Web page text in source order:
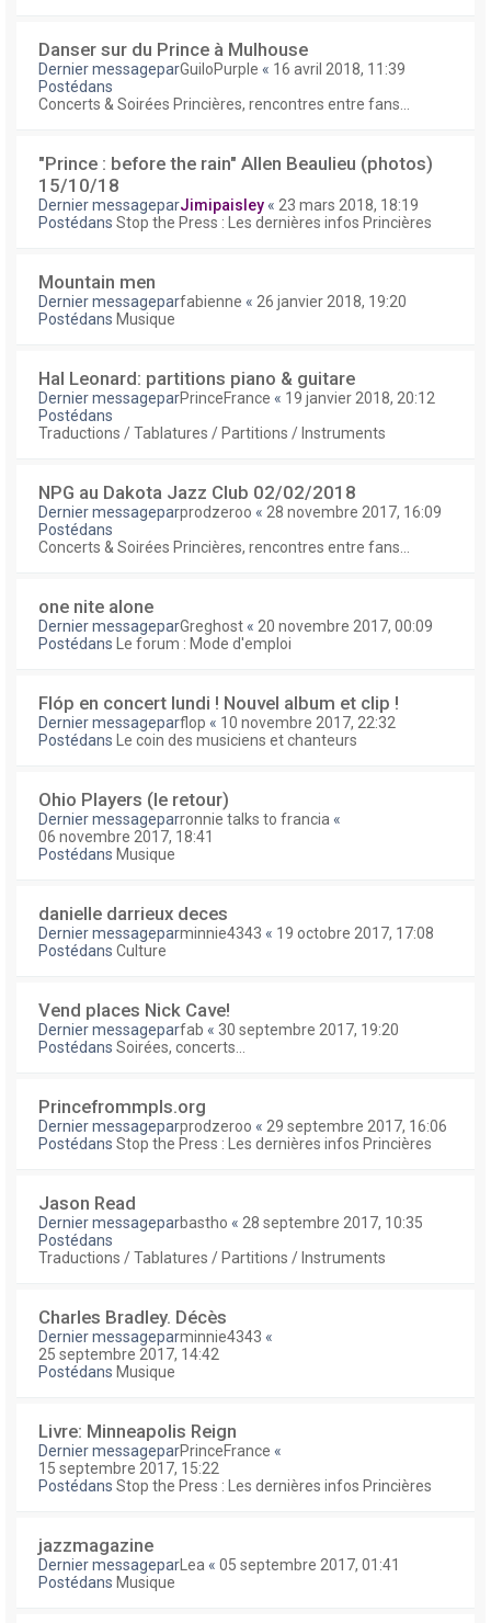
Danser sur du Prince à Mulhouse
Dernier messageparGuiloPurple « 16 avril 2018, 11:39
Postédans
Concerts & Soirées Princières, rencontres entre fans...
"Prince : before the rain" Allen Beaulieu (photos)
15/10/18
Dernier messageparJimipaisley « 23 mars 2018, 18:19
Postédans Stop the Press : Les dernières infos Princières
Mountain men
Dernier messageparfabienne « 26 janvier 2018, 19:20
Postédans Musique
Hal Leonard: partitions piano & guitare
Dernier messageparPrinceFrance « 19 janvier 2018, 20:12
Postédans
Traductions / Tablatures / Partitions / Instruments
NPG au Dakota Jazz Club 02/02/2018
Dernier messageparprodzeroo « 28 novembre 2017, 16:09
Postédans
Concerts & Soirées Princières, rencontres entre fans...
one nite alone
Dernier messageparGreghost « 20 novembre 2017, 00:09
Postédans
Le forum : Mode d'emploi
Flóp en concert lundi ! Nouvel album et clip !
Dernier messageparflop « 10 novembre 2017, 22:32
Postédans
Le coin des musiciens et chanteurs
Ohio Players (le retour)
Dernier messageparronnie talks to francia «
06 novembre 2017, 18:41
Postédans Musique
danielle darrieux deces
Dernier messageparminnie4343 « 19 octobre 2017, 17:08
Postédans Culture
Vend places Nick Cave!
Dernier messageparfab « 30 septembre 2017, 19:20
Postédans Soirées, concerts...
Princefrommpls.org
Dernier messageparprodzeroo « 29 septembre 2017, 16:06
Postédans Stop the Press : Les dernières infos Princières
Jason Read
Dernier messageparbastho « 28 septembre 2017, 10:35
Postédans
Traductions / Tablatures / Partitions / Instruments
Charles Bradley. Décès
Dernier messageparminnie4343 «
25 septembre 2017, 14:42
Postédans Musique
Livre: Minneapolis Reign
Dernier messageparPrinceFrance «
15 septembre 2017, 15:22
Postédans Stop the Press : Les dernières infos Princières
jazzmagazine
Dernier messagepar Lea « 05 septembre 2017, 01:41
Postédans Musique